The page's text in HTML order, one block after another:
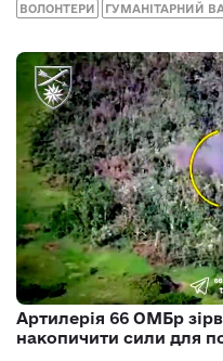
ВОЛОНТЕРИ ГУМАНІТАРНИЙ
Артилерія 66 ОМБр
накопичити сили для